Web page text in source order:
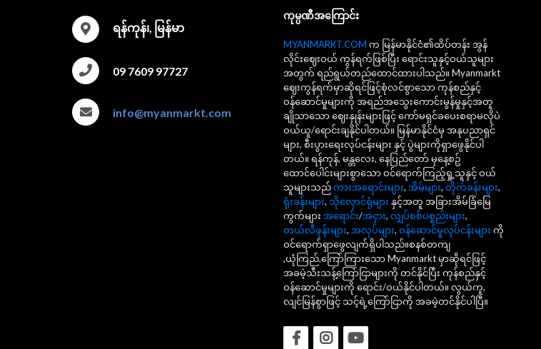
ရန်ကုန်၊, မြန်မာ
09 7609 97727
info@myanmarkt.com
ကုမ္ပဏီအကြောင်း
MYANMARKT.COM က မြန်မာနိုင်ငံ၏ထိပ်တန်း အွန်
လိုင်းဈေးဝယ် ကွန်ရက်ဖြစ်ပြီး ရောင်းသူနှင့်ဝယ်သူများ
အတွက် ရည်ရွယ်တည်ထောင်ထားပါသည်။ Myanmarkt
ဈေးကွန်ရက်မှာဆိုရင်ဖြင့်စုံလင်စွာသော ကုန်စည်နှင့်
ဝန်ဆောင်မှုများကို အရည်အသွေးကောင်းမွန်မှုနှင့်အတူ
ချိုသာသော ဈေးနှုန်းများဖြင့် ကော်မရှင်ခပေးစရာမလိုပဲ
ဝယ်ယူ/ရောင်းချနိုင်ပါတယ်။ မြန်မာနိုင်ငံမှ အနုပညာရှင်
များ, စီးပွားရေးလုပ်ငန်းများ နှင့် ပွဲများကိုရှာဖွေနိုင်ပါ
တယ်။ ရန်ကုန်, မန္တလေး, နေပြည်တော် မှနေ့စဥ်
ထောင်ပေါင်းများစွာသော ဝင်ရောက်ကြည့်ရှု့သူနှင့် ဝယ်
သူများသည်ကားအရောင်းများ, အိမ်များ, တိုက်ခန်းများ,
ရုံးခန်းများ, သိုလှောင်ရုံများ နှင့်အတူ အခြားအိမ်ခြံမြေ
ကွက်များ အရောင်း/အငှား, လျှပ်စစ်ပစ္စည်းများ,
တယ်လီဖုန်းများ, အလုပ်များ, ဝန်ဆောင်မှုလုပ်ငန်းများ ကို
ဝင်ရောက်ရှာဖွေလျက်ရှိပါသည်။စနစ်တကျ
,ယုံကြည်,ကြော်ကြားသော Myanmarkt မှာဆိုရင်ဖြင့်
အခမဲ့သီးသန့်ကြော်ငြာများကို တင်နိုင်ပြီး ကုန်စည်နှင့်
ဝန်ဆောင်မှုများကို ရောင်း/ဝယ်နိုင်ပါတယ်။ လွယ်ကူ,
လျင်မြန်စွာဖြင့် သင့်ရဲ့ကြော်ငြာကို အခမဲ့တင်နိုင်ပါပြီ။